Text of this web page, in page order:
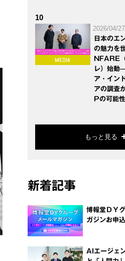
10
2026/04/27
日本のエ
の魅力を
NFARE
レ）始動
ア・イン
アの調査
Pの可能
もっと見る
新着記事
博報堂ＤＹ
ガジンお申
AIエージェ